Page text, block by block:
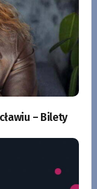
– Bilety